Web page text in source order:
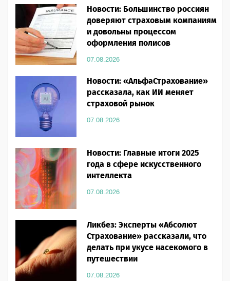
Новости: Большинство россиян
доверяют страховым компаниям
и довольны процессом
оформления полисов
07.08.2026
Новости: «АльфаСтрахование»
рассказала, как ИИ меняет
страховой рынок
07.08.2026
Новости: Главные итоги 2025
года в сфере искусственного
интеллекта
07.08.2026
Ликбез: Эксперты «Абсолют
Страхование» рассказали, что
делать при укусе насекомого в
путешествии
07.08.2026